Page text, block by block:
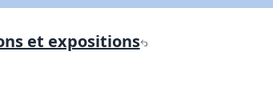
et expositions